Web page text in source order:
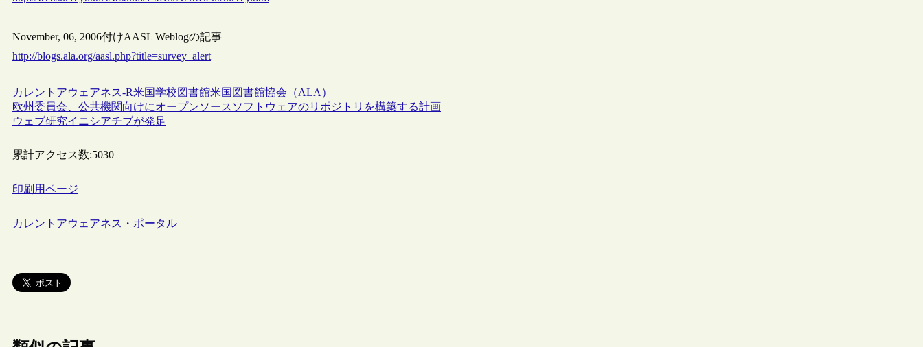
November, 06, 2006付けAASL Weblogの記事
http://blogs.ala.org/aasl.php?title=survey_alert
カレントアウェアネス-R米国学校図書館米国図書館協会（ALA）
欧州委員会、公共機関向けにオープンソースソフトウェアのリポジトリを構築する計画
ウェブ研究イニシアチブが発足
累計アクセス数:5030
印刷用ページ
カレントアウェアネス・ポータル